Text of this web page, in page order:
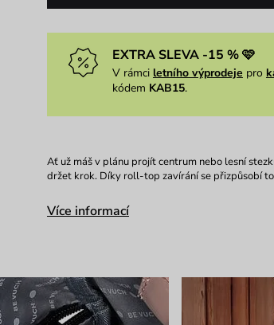
EXTRA SLEVA -15 % 🩷
V rámci letního výprodeje pro
kódem KAB15.
Ať už máš v plánu projít centrum nebo lesní
držet krok. Díky roll-top zavírání se přizpůsobí
Více informací